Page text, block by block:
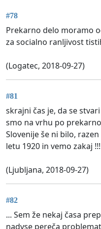
#78
Prekarno delo moramo
za socialno ranljivost
(Logatec, 2018-09-27)
#81
skrajni čas je, da se
smo na vrhu po
Slovenije še ni bilo,
letu 1920 in vemo zakaj !!!
(Ljubljana, 2018-09-27)
#82
... Sem že nekaj časa
nadvse pereča